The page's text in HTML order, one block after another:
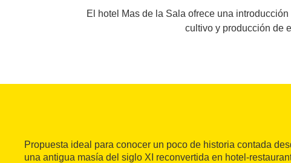
El hotel Mas de la Sala ofrece una
cultivo y producción de
Propuesta ideal para conocer un poco de historia contada
una antigua masía del siglo XI reconvertida en hotel-